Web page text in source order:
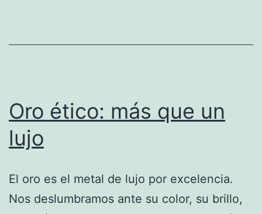
Oro ético: más que un
lujo
El oro es el metal de lujo por excelencia.
Nos deslumbramos ante su color, su brillo,